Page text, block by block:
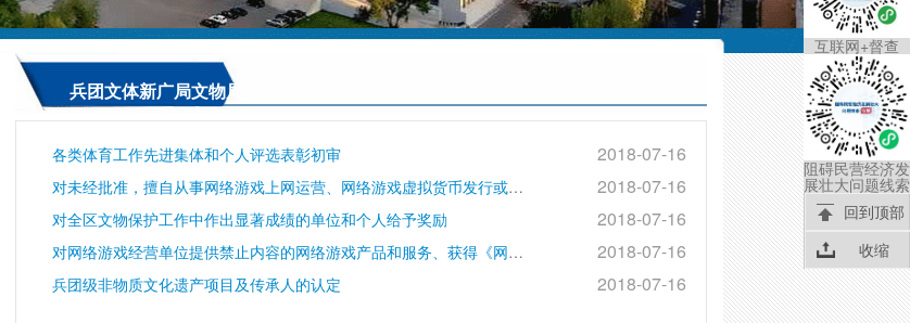
兵团文体新广局文物局
各类体育工作先进集体和个人评选表彰初审 2018-07-16
对未经批准，擅自从事网络游戏上网运营、网络游戏虚拟货币发行或者网络游戏虚拟货币交易服务等网络游戏经营活动的处罚 2018-07-16
对全区文物保护工作中作出显著成绩的单位和个人给予奖励 2018-07-16
对网络游戏经营单位提供禁止内容的网络游戏产品和服务、获得《网络文化经营许可证》的网络游戏经营单位变更有关事项，未自变更之日起20日内向原发证机关办理变更手续、上网运营未获得文化部内容审查批准的进口网络游戏、进口网络游戏变更运营企业未按照要求重新申报、进口网络游戏内容进行实质性变动未报送审查的处罚 2018-07-16
兵团级非物质文化遗产项目及传承人的认定 2018-07-16
互联网+督查
阻碍民营经济发
展壮大问题线索
回到顶部
收缩